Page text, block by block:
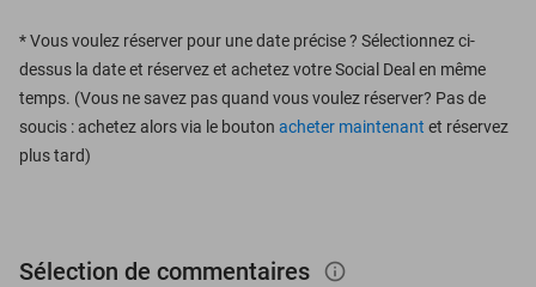
*Vous voulez réserver pour une date précise ? Sélectionnez ci-
dessus la date et réservez et achetez votre Social Deal en même
temps. (Vous ne savez pas quand vous voulez réserver? Pas de
soucis : achetez alors via le bouton acheter maintenant et réservez
plus tard)
Sélection de commentaires info_outlined